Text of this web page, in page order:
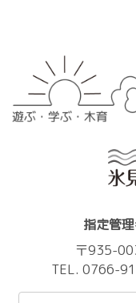
指定管
〒935-
TEL. 0766-